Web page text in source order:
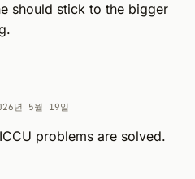
should stick to the bigger
년 5월 19일
problems are solved.